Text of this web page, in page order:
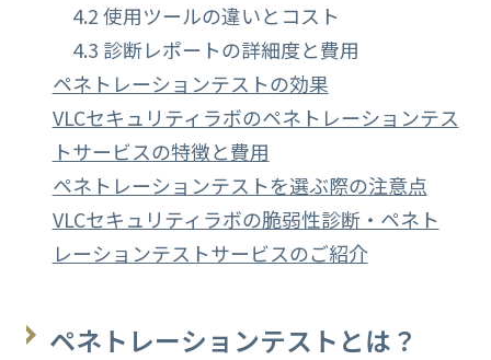
4.2 使用ツールの違いとコスト
4.3 診断レポートの詳細度と費用
ペネトレーションテストの効果
VLCセキュリティラボのペネトレーションテス
トサービスの特徴と費用
ペネトレーションテストを選ぶ際の注意点
VLCセキュリティラボの脆弱性診断・ペネト
レーションテストサービスのご紹介
ペネトレーションテストとは？